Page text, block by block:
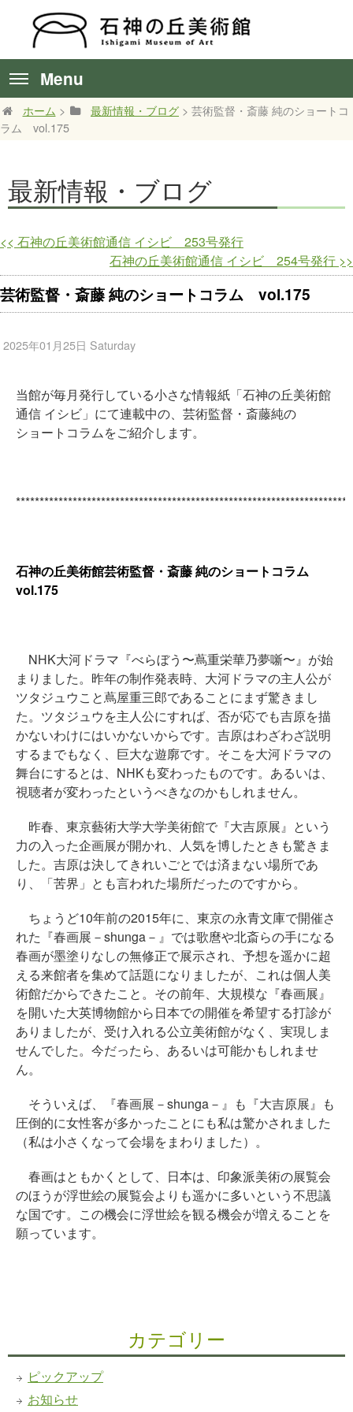
Menu
ホーム > 最新情報・ブログ > 芸術監督・斎藤 純のショートコ
ラム vol.175
最新情報・ブログ
<< 石神の丘美術館通信 イシビ 253号発行
石神の丘美術館通信 イシビ 254号発行 >>
芸術監督・斎藤 純のショートコラム vol.175
2025年01月25日 Saturday
当館が毎月発行している小さな情報紙「石神の丘美術館
通信 イシビ」にて連載中の、芸術監督・斎藤純の
ショートコラムをご紹介します。
石神の丘美術館芸術監督・斎藤 純のショートコラム
vol.175
NHK大河ドラマ『べらぼう〜蔦重栄華乃夢噺〜』が始
まりました。昨年の制作発表時、大河ドラマの主人公が
ツタジュウこと蔦屋重三郎であることにまず驚きまし
た。ツタジュウを主人公にすれば、否が応でも吉原を描
かないわけにはいかないからです。吉原はわざわざ説明
するまでもなく、巨大な遊廓です。そこを大河ドラマの
舞台にするとは、NHKも変わったものです。あるいは、
視聴者が変わったというべきなのかもしれません。
昨春、東京藝術大学大学美術館で『大吉原展』という
力の入った企画展が開かれ、人気を博したときも驚きま
した。吉原は決してきれいごとでは済まない場所であ
り、「苦界」とも言われた場所だったのですから。
ちょうど10年前の2015年に、東京の永青文庫で開催さ
れた『春画展－shunga－』では歌麿や北斎らの手になる
春画が墨塗りなしの無修正で展示され、予想を遥かに超
える来館者を集めて話題になりましたが、これは個人美
術館だからできたこと。その前年、大規模な『春画展』
を開いた大英博物館から日本での開催を希望する打診が
ありましたが、受け入れる公立美術館がなく、実現しま
せんでした。今だったら、あるいは可能かもしれませ
ん。
そういえば、『春画展－shunga－』も『大吉原展』も
圧倒的に女性客が多かったことにも私は驚かされました
（私は小さくなって会場をまわりました）。
春画はともかくとして、日本は、印象派美術の展覧会
のほうが浮世絵の展覧会よりも遥かに多いという不思議
な国です。この機会に浮世絵を観る機会が増えることを
願っています。
カテゴリー
ピックアップ
お知らせ